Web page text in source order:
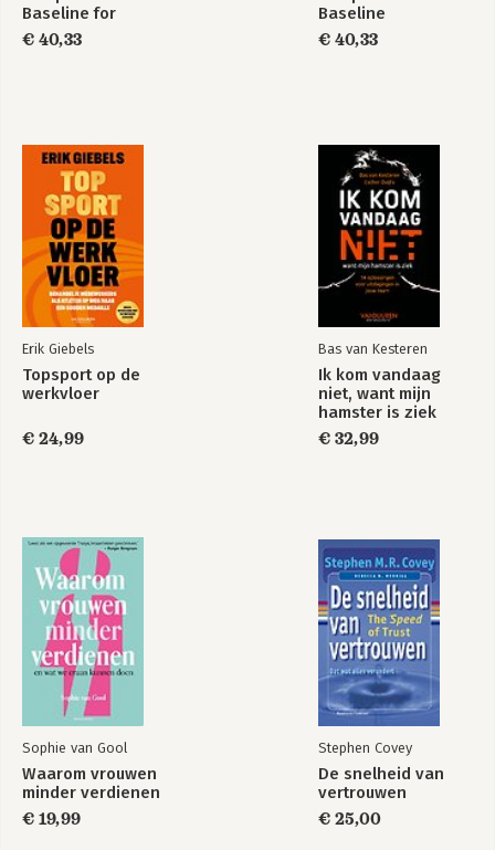
Baseline for
Portfolio
Management
€ 40,33
Baseline
€ 40,33
Erik Giebels
Topsport op de
werkvloer
€ 24,99
Bas van Kesteren
Ik kom vandaag
niet, want mijn
hamster is ziek
€ 32,99
Sophie van Gool
Waarom vrouwen
minder verdienen
€ 19,99
Stephen Covey
De snelheid van
vertrouwen
€ 25,00